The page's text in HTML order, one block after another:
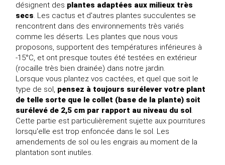
désignent des plantes adaptées aux milieux très
secs. Les cactus et d'autres plantes succulentes se
rencontrent dans des environnements très variés
comme les déserts. Les plantes que nous vous
proposons, supportent des températures inférieures à
-15°C, et ont presque toutes été testées en extérieur
(rocaille très bien drainée) dans notre jardin.
Lorsque vous plantez vos cactées, et quel que soit le
type de sol, pensez à toujours surélever votre plant
de telle sorte que le collet (base de la plante) soit
surélevé de 2,5 cm par rapport au niveau du sol.
Cette partie est particulièrement sujette aux pourritures
lorsqu'elle est trop enfoncée dans le sol. Les
amendements de sol ou les engrais au moment de la
plantation sont inutiles.